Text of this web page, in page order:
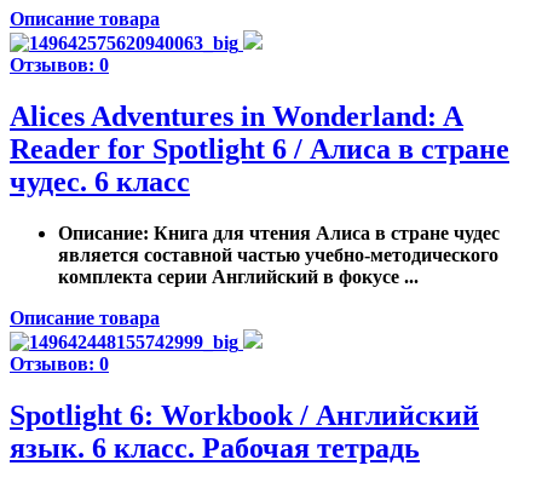
Описание товара
Отзывов: 0
Alices Adventures in Wonderland: A
Reader for Spotlight 6 / Алиса в стране
чудес. 6 класс
Описание: Книга для чтения Алиса в стране чудес
является составной частью учебно-методического
комплекта серии Английский в фокусе ...
Описание товара
Отзывов: 0
Spotlight 6: Workbook / Английский
язык. 6 класс. Рабочая тетрадь